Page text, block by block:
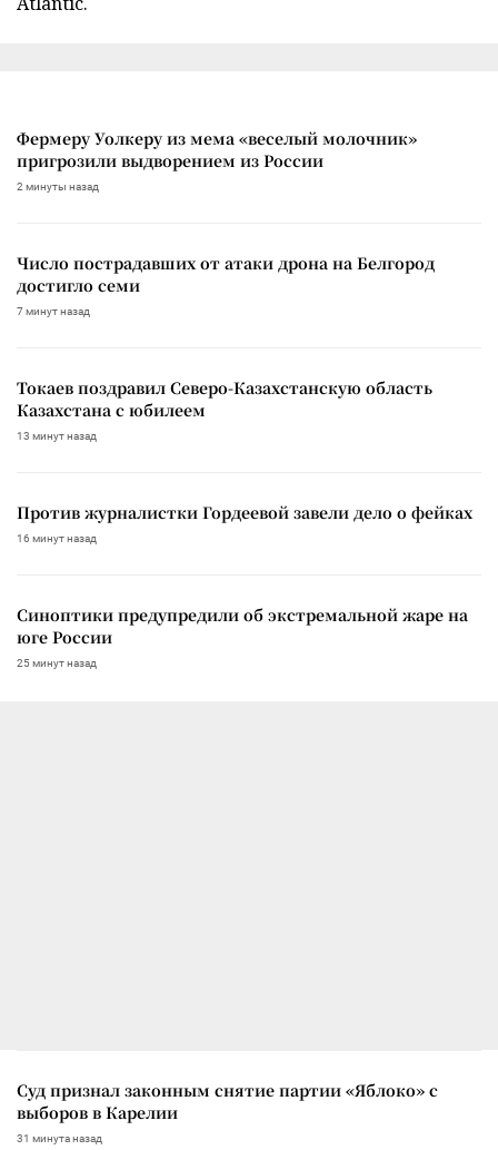
Фермеру Уолкеру из мема «веселый молочник»
пригрозили выдворением из России
2 минуты назад
Число пострадавших от атаки дрона на Белгород
достигло семи
7 минут назад
Токаев поздравил Северо-Казахстанскую область
Казахстана с юбилеем
13 минут назад
Против журналистки Гордеевой завели дело о фейках
16 минут назад
Синоптики предупредили об экстремальной жаре на
юге России
25 минут назад
Суд признал законным снятие партии «Яблоко» с
выборов в Карелии
31 минута назад